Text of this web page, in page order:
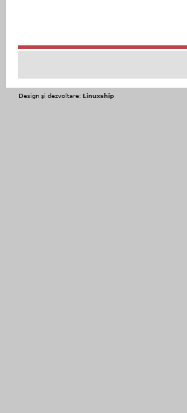
Design şi dezvoltare: Linuxship